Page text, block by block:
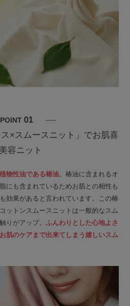
POINT 01
ス×スムースニット」でお肌喜
容ニット
物性油である椿油。椿油に含まれるオ
にも含まれているためお肌との相性も
効果があると言われています。この椿
ットンスムースニットは一般的なスム
りがアップ。ふんわりとした心地よさ
肌のケアまで出来てしまう嬉しいスム